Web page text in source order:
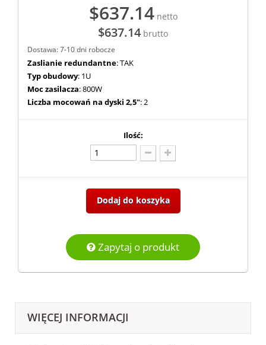
$637.14netto
$637.14 brutto
Dostawa: 7-10 dni robocze
Zaslianie redundantne: TAK
Typ obudowy: 1U
Moc zasilacza: 800W
Liczba mocowań na dyski 2,5": 2
Ilość:
Dodaj do koszyka
Zapytaj o produkt
WIĘCEJ INFORMACJI